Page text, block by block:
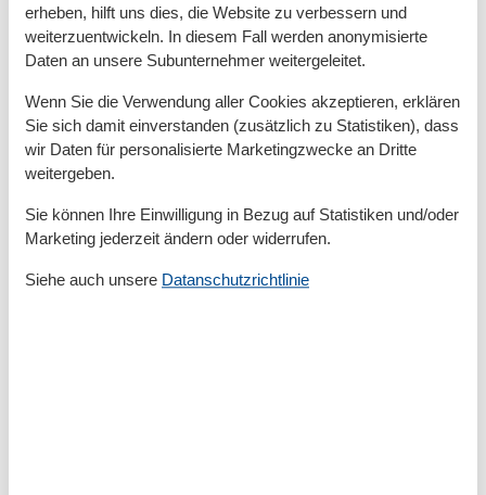
Grundeinrichtungen
Kinder einrichtungen
Familienfreundlich
Serviceeinrichtungen
Bettwäsche
Doppelbett
Dusche/WC
erheben, hilft uns dies, die Website zu verbessern und
weiterzuentwickeln. In diesem Fall werden anonymisierte
Daten an unsere Subunternehmer weitergeleitet.
Wenn Sie die Verwendung aller Cookies akzeptieren, erklären
Sie sich damit einverstanden (zusätzlich zu Statistiken), dass
wir Daten für personalisierte Marketingzwecke an Dritte
weitergeben.
Sie können Ihre Einwilligung in Bezug auf Statistiken und/oder
Marketing jederzeit ändern oder widerrufen.
Siehe auch unsere Datanschutzrichtlinie